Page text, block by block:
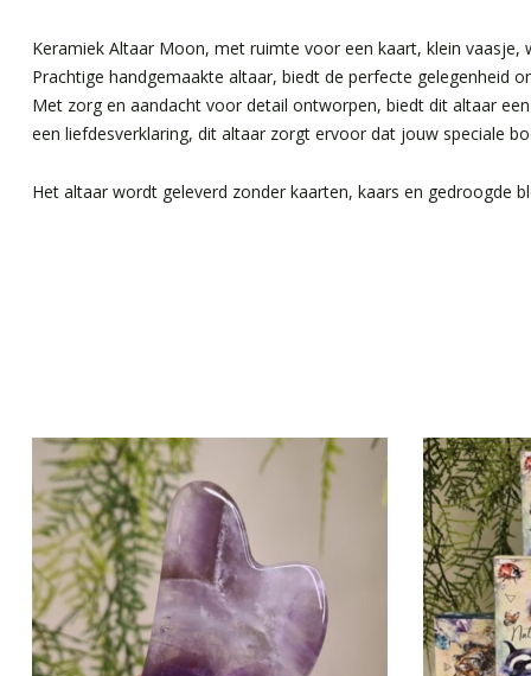
Keramiek Altaar Moon, met ruimte voor een kaart, klein vaasje,
Prachtige handgemaakte altaar, biedt de perfecte gelegenheid
Met zorg en aandacht voor detail ontworpen, biedt dit altaar
een liefdesverklaring, dit altaar zorgt ervoor dat jouw speciale
Het altaar wordt geleverd zonder kaarten, kaars en gedroogde